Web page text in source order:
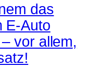
das
E-Auto
vor allem,